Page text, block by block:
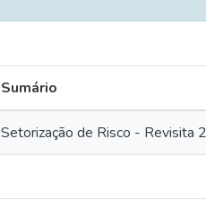
Sumário
Setorização de Risco - Revisita